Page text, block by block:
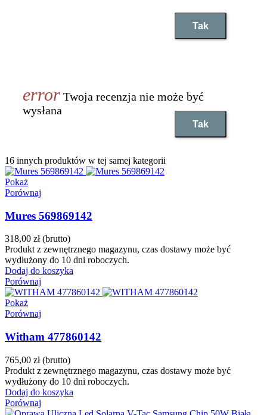
Tak
Twoja recenzja nie może być
wysłana
Tak
16 innych produktów w tej samej kategorii
Pokaż
Porównaj
Mures 569869142
318,00 zł (brutto)
Produkt z zewnętrznego magazynu, czas dostawy może być
wydłużony do 10 dni roboczych.
Dodaj do koszyka
Porównaj
Pokaż
Porównaj
Witham 477860142
765,00 zł (brutto)
Produkt z zewnętrznego magazynu, czas dostawy może być
wydłużony do 10 dni roboczych.
Dodaj do koszyka
Porównaj